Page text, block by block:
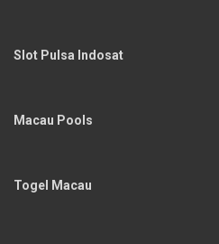
Slot Pulsa Indosat
Macau Pools
Togel Macau